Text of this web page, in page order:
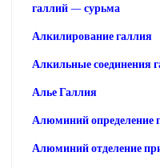
галлий — сурьма
Алкилирование галлия
Алкильные соединения
Алье Галлия
Алюминий определение
Алюминий отделение